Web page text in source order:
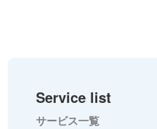
Service list
サービス一覧